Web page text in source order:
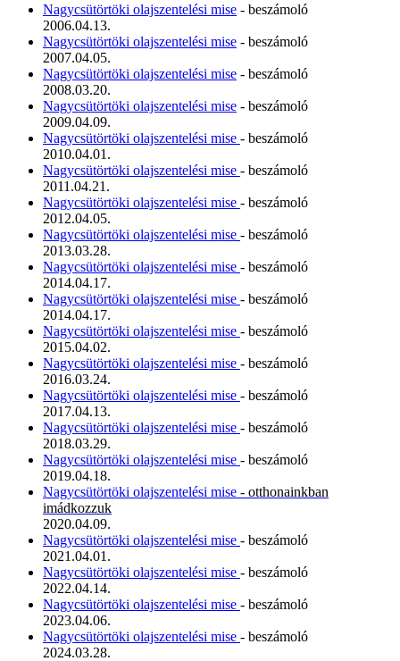
Nagycsütörtöki olajszentelési mise - beszámoló
2006.04.13.
Nagycsütörtöki olajszentelési mise - beszámoló
2007.04.05.
Nagycsütörtöki olajszentelési mise - beszámoló
2008.03.20.
Nagycsütörtöki olajszentelési mise - beszámoló
2009.04.09.
Nagycsütörtöki olajszentelési mise - beszámoló
2010.04.01.
Nagycsütörtöki olajszentelési mise - beszámoló
2011.04.21.
Nagycsütörtöki olajszentelési mise - beszámoló
2012.04.05.
Nagycsütörtöki olajszentelési mise - beszámoló
2013.03.28.
Nagycsütörtöki olajszentelési mise - beszámoló
2014.04.17.
Nagycsütörtöki olajszentelési mise - beszámoló
2014.04.17.
Nagycsütörtöki olajszentelési mise - beszámoló
2015.04.02.
Nagycsütörtöki olajszentelési mise - beszámoló
2016.03.24.
Nagycsütörtöki olajszentelési mise - beszámoló
2017.04.13.
Nagycsütörtöki olajszentelési mise - beszámoló
2018.03.29.
Nagycsütörtöki olajszentelési mise - beszámoló
2019.04.18.
Nagycsütörtöki olajszentelési mise - otthonainkban
imádkozzuk
2020.04.09.
Nagycsütörtöki olajszentelési mise - beszámoló
2021.04.01.
Nagycsütörtöki olajszentelési mise - beszámoló
2022.04.14.
Nagycsütörtöki olajszentelési mise - beszámoló
2023.04.06.
Nagycsütörtöki olajszentelési mise - beszámoló
2024.03.28.